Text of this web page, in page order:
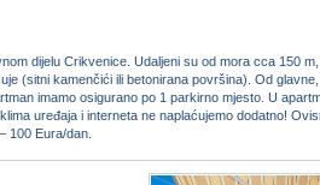
dijelu Crikvenice. Udaljeni su od mora cca 150
(sitni kamenčići ili betonirana površina). Od
imamo osigurano po 1 parkirno mjesto. U
uređaja i interneta ne naplaćujemo dodatno!
100 Eura/dan.